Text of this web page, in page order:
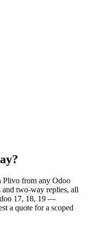
Plivo from any Odoo
two-way replies, all
17, 18, 19 —
a quote for a scoped